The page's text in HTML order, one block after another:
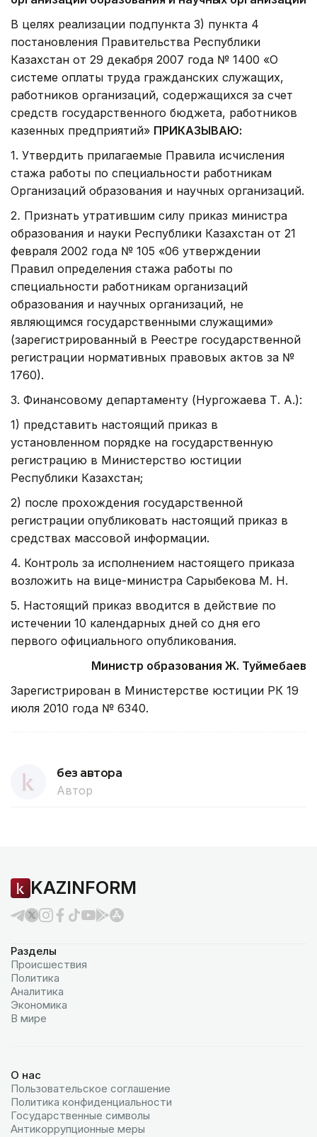
В целях реализации подпункта 3) пункта 4
постановления Правительства Республики
Казахстан от 29 декабря 2007 года № 1400 «О
системе оплаты труда гражданских служащих,
работников организаций, содержащихся за счет
средств государственного бюджета, работников
казенных предприятий» ПРИКАЗЫВАЮ:
1. Утвердить прилагаемые Правила исчисления
стажа работы по специальности работникам
Организаций образования и научных организаций.
2. Признать утратившим силу приказ министра
образования и науки Республики Казахстан от 21
февраля 2002 года № 105 «06 утверждении
Правил определения стажа работы по
специальности работникам организа­ций
образования и научных организаций, не
являющимся государственными служащими»
(зарегистрированный в Реестре государственной
регистрации нормативных правовых актов за №
1760).
3. Финансовому департаменту (Нургожаева Т. А.):
1) представить настоящий приказ в
установленном порядке на государственную
регистрацию в Министерство юстиции
Республики Казахстан;
2) после прохождения государственной
регистрации опубликовать настоящий приказ в
средствах массовой информации.
4. Контроль за исполнением настоящего приказа
возложить на вице-министра Сарыбекова М. Н.
5. Настоящий приказ вводится в действие по
истечении 10 календарных дней со дня его
первого офици­ального опубликования.
Министр образования Ж. Туймебаев
Зарегистрирован в Министерстве юстиции РК 19
июля 2010 года № 6340.
без автора
Автор
KAZINFORM
Разделы
Происшествия
Политика
Аналитика
Экономика
В мире
О нас
Пользовательское соглашение
Политика конфиденциальности
Государственные символы
Антикоррупционные меры